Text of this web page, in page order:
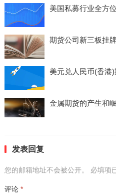
美国私募行业全方
期货公司新三板挂
美元兑人民币(香港
金属期货的产生和
发表回复
您的邮箱地址不会被公开。 必填项
评论 *